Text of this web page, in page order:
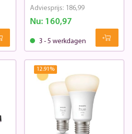
Nu: 160,97
Adviesprijs: 186,99
3 - 5 werkdagen
12.91 %